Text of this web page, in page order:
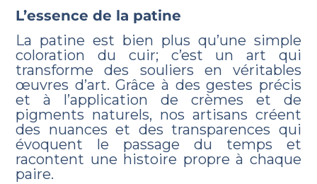
L’essence de la patine
La patine est bien plus qu’une simple
coloration du cuir; c’est un art qui
transforme des souliers en véritables
œuvres d’art. Grâce à des gestes précis
et à l’application de crèmes et de
pigments naturels, nos artisans créent
des nuances et des transparences qui
évoquent le passage du temps et
racontent une histoire propre à chaque
paire.